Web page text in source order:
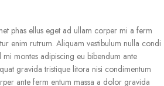
phas ellus eget ad ullam corper mi a ferm
enim rutrum. Aliquam vestibulum nulla condi
mi montes adipiscing eu bibendum ante
gravida tristique litora nisi condimentum
ante ferm entum massa a dolor gravida